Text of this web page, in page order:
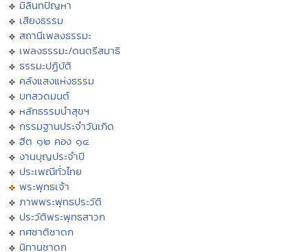
มิลินทปัญหา
เสียงธรรม
สถานีเพลงธรรมะ
เพลงธรรมะ/ดนตรีสมาธิ
ธรรมะปฏิบัติ
คลังแสงแห่งธรรม
บทสวดมนต์
หลักธรรมนำสุขฯ
กรรมฐานประจำวันเกิด
ฮีต ๑๒ คอง ๑๔
งานบุญประจำปี
ประเพณีทั่วไทย
พระพุทธเจ้า
ภาพพระพุทธประวัติ
ประวัติพระพุทธสาวก
ทศชาติชาดก
นิทานชาดก